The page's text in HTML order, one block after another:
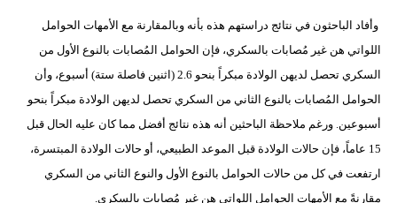
وأفاد الباحثون في نتائج دراستهم هذه بأنه وبالمقارنة مع الأمهات الحوامل
اللواتي هن غير مُصابات بالسكري، فإن الحوامل المُصابات بالنوع الأول من
السكري تحصل لديهن الولادة مبكراً بنحو 2.6 (اثنين فاصلة ستة) أسبوع، وأن
الحوامل المُصابات بالنوع الثاني من السكري تحصل لديهن الولادة مبكراً بنحو
أسبوعين. ورغم ملاحظة الباحثين أنه هذه نتائج أفضل مما كان عليه الحال قبل
15 عاماً، فإن حالات الولادة قبل الموعد الطبيعي، أو حالات الولادة المبتسرة،
ارتفعت في كل من حالات الحوامل بالنوع الأول والنوع الثاني من السكري
مقارنةً مع الأمهات الحوامل اللواتي هن غير مُصابات بالسكري.